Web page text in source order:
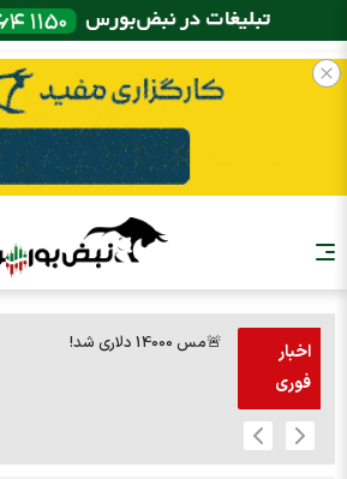
اخبار
فوری
🚨مس 14000 دلاری شد!